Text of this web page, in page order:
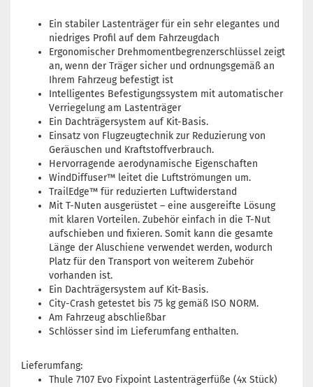
Ein stabiler Lastenträger für ein sehr elegantes und
niedriges Profil auf dem Fahrzeugdach
Ergonomischer Drehmomentbegrenzerschlüssel zeigt
an, wenn der Träger sicher und ordnungsgemäß an
Ihrem Fahrzeug befestigt ist
Intelligentes Befestigungssystem mit automatischer
Verriegelung am Lastenträger
Ein Dachträgersystem auf Kit-Basis.
Einsatz von Flugzeugtechnik zur Reduzierung von
Geräuschen und Kraftstoffverbrauch.
Hervorragende aerodynamische Eigenschaften
WindDiffuser™ leitet die Luftströmungen um.
TrailEdge™ für reduzierten Luftwiderstand
Mit T-Nuten ausgerüstet – eine ausgereifte Lösung
mit klaren Vorteilen. Zubehör einfach in die T-Nut
aufschieben und fixieren. Somit kann die gesamte
Länge der Aluschiene verwendet werden, wodurch
Platz für den Transport von weiterem Zubehör
vorhanden ist.
Ein Dachträgersystem auf Kit-Basis.
City-Crash getestet bis 75 kg gemäß ISO NORM.
Am Fahrzeug abschließbar
Schlösser sind im Lieferumfang enthalten.
Lieferumfang:
Thule 7107 Evo Fixpoint Lastenträgerfüße (4x Stück)